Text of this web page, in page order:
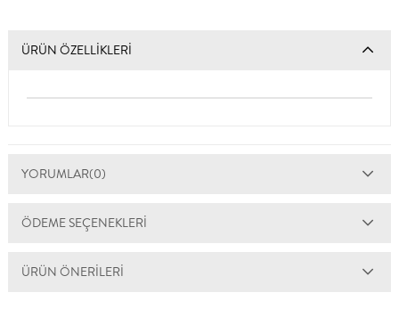
ÜRÜN ÖZELLIKLERI
YORUMLAR(0)
ÖDEME SEÇENEKLERI
ÜRÜN ÖNERILERI